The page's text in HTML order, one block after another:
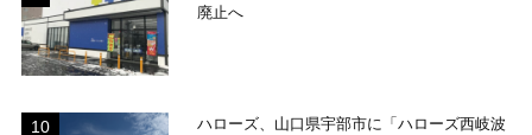
廃止へ
ハローズ、山口県宇部市に「ハローズ西岐波